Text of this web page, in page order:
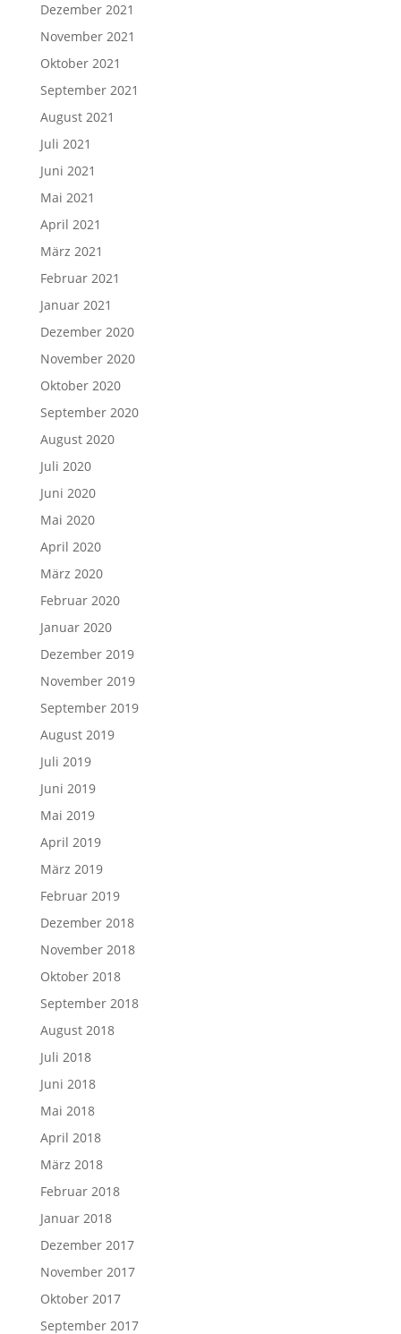
Dezember 2021
November 2021
Oktober 2021
September 2021
August 2021
Juli 2021
Juni 2021
Mai 2021
April 2021
März 2021
Februar 2021
Januar 2021
Dezember 2020
November 2020
Oktober 2020
September 2020
August 2020
Juli 2020
Juni 2020
Mai 2020
April 2020
März 2020
Februar 2020
Januar 2020
Dezember 2019
November 2019
September 2019
August 2019
Juli 2019
Juni 2019
Mai 2019
April 2019
März 2019
Februar 2019
Dezember 2018
November 2018
Oktober 2018
September 2018
August 2018
Juli 2018
Juni 2018
Mai 2018
April 2018
März 2018
Februar 2018
Januar 2018
Dezember 2017
November 2017
Oktober 2017
September 2017